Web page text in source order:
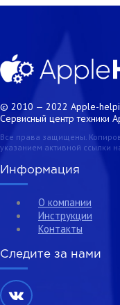
© 2010 — 2022 Apple-
Сервисный центр техники
Все права защищены.
указанием активной ссылки
Информация
О компании
Инструкции
Контакты
Следите за нами